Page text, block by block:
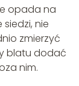
opada na
nie
zmierzyć
blatu dodać
nim.